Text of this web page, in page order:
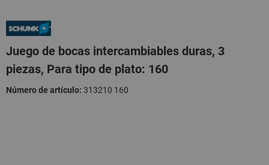
marca...
Juego de bocas intercambiables duras, 3
piezas, Para tipo de plato: 160
Número de artículo: 313210 160